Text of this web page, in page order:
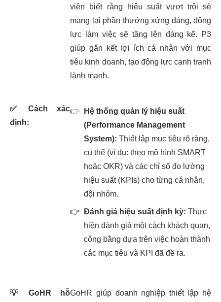
viên biết rằng hiệu suất vượt trội sẽ
mang lại phần thưởng xứng đáng, động
lực làm việc sẽ tăng lên đáng kể. P3
giúp gắn kết lợi ích cá nhân với mục
tiêu kinh doanh, tạo động lực cạnh tranh
lành mạnh.
✅
Cách xác
định:
👉
Hệ thống quản lý hiệu suất
(Performance Management
System): Thiết lập mục tiêu rõ ràng,
cụ thể (ví dụ: theo mô hình SMART
hoặc OKR) và các chỉ số đo lường
hiệu suất (KPIs) cho từng cá nhân,
đội nhóm.
👉 Đánh giá hiệu suất định kỳ: Thực
hiện đánh giá một cách khách quan,
công bằng dựa trên việc hoàn thành
các mục tiêu và KPI đã đề ra.
💡
GoHR hỗGoHR giúp doanh nghiệp thiết lập hệ